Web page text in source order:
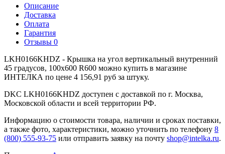
Описание
Доставка
Оплата
Гарантия
Отзывы 0
LKH0166KHDZ - Крышка на угол вертикальный внутренний
45 градусов, 100х600 R600 можно купить в магазине
ИНТЕЛКА по цене 4 156,91 руб за штуку.
DKC LKH0166KHDZ доступен с доставкой по г. Москва,
Московской области и всей территории РФ.
Информацию о стоимости товара, наличии и сроках поставки,
а также фото, характеристики, можно уточнить по телефону 8
(800) 555-93-75 или отправить заявку на почту shop@intelka.ru.